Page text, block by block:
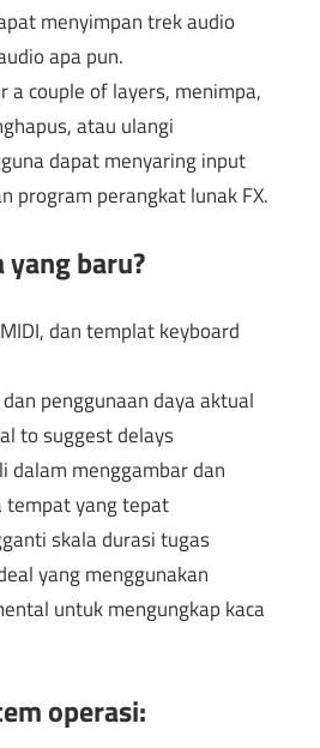
menyimpan trek audio
apa pun.
a couple of layers, menimpa,
atau ulangi
dapat menyaring input
program perangkat lunak FX.
yang baru?
dan templat keyboard
penggunaan daya aktual
to suggest delays
dalam menggambar dan
tempat yang tepat
skala durasi tugas
yang menggunakan
untuk mengungkap kaca
operasi: